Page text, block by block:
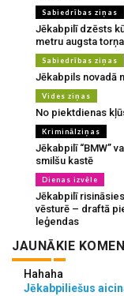
Sabiedrības ziņas
Jēkabpilī dzēsts
metru augsta torņa
Sabiedrības ziņas
Jēkabpils novadā
Vides ziņas
No piektdienas
Kriminālziņas
Jēkabpilī “BMW”
smilšu kastē
Dienas izvēle
Jēkabpilī
vēsturē – draftā
leģendas
JAUNĀKIE
Hahaha
Jēkabpiliešus